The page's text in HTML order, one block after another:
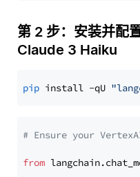
第 2 步：安装并配
Claude 3 Haiku
pip install -qU
# Ensure your
from